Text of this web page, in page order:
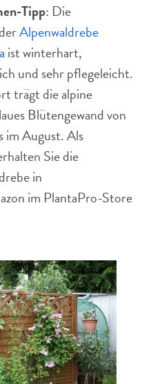
Tipp: Die
Alpenwaldrebe
ist winterhart,
und sehr pflegeleicht.
trägt die alpine
Blütengewand von
im August. Als
Sie die
in
im PlantaPro-Store